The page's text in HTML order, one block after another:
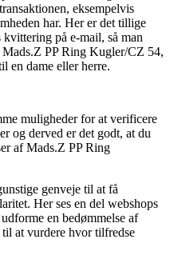
eksempelvis
har. Her er det tillige
på e-mail, så man
PP Ring Kugler/CZ 54,
en dame eller herre.
muligheder for at verificere
og derved er det godt, at du
af Mads.Z PP Ring
genveje til at få
Her ses en del webshops
en bedømmelse af
at vurdere hvor tilfredse